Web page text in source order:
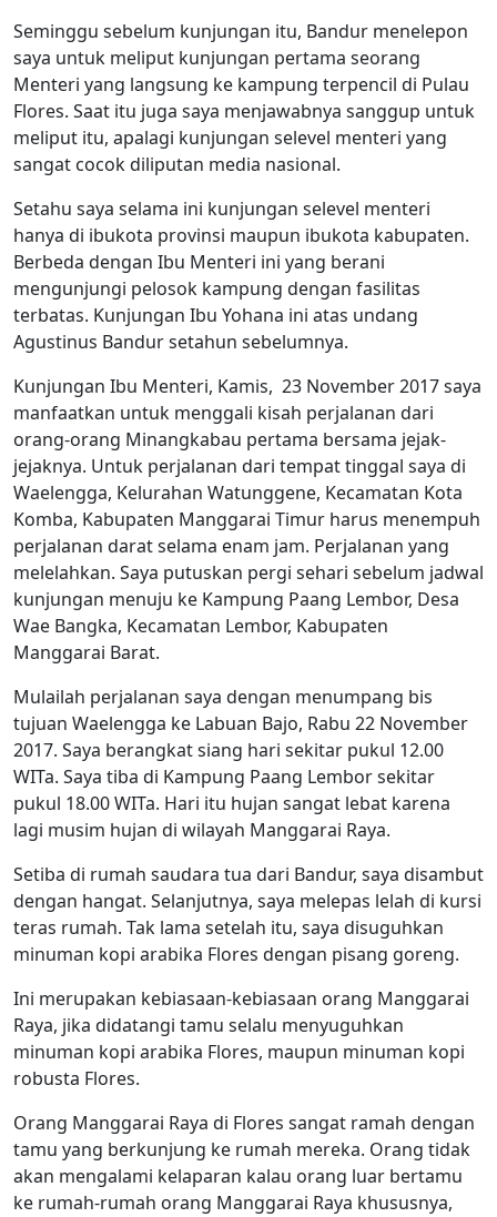
Seminggu sebelum kunjungan itu, Bandur menelepon
saya untuk meliput kunjungan pertama seorang
Menteri yang langsung ke kampung terpencil di Pulau
Flores. Saat itu juga saya menjawabnya sanggup untuk
meliput itu, apalagi kunjungan selevel menteri yang
sangat cocok diliputan media nasional.
Setahu saya selama ini kunjungan selevel menteri
hanya di ibukota provinsi maupun ibukota kabupaten.
Berbeda dengan Ibu Menteri ini yang berani
mengunjungi pelosok kampung dengan fasilitas
terbatas. Kunjungan Ibu Yohana ini atas undang
Agustinus Bandur setahun sebelumnya.
Kunjungan Ibu Menteri, Kamis, 23 November 2017 saya
manfaatkan untuk menggali kisah perjalanan dari
orang-orang Minangkabau pertama bersama jejak-
jejaknya. Untuk perjalanan dari tempat tinggal saya di
Waelengga, Kelurahan Watunggene, Kecamatan Kota
Komba, Kabupaten Manggarai Timur harus menempuh
perjalanan darat selama enam jam. Perjalanan yang
melelahkan. Saya putuskan pergi sehari sebelum jadwal
kunjungan menuju ke Kampung Paang Lembor, Desa
Wae Bangka, Kecamatan Lembor, Kabupaten
Manggarai Barat.
Mulailah perjalanan saya dengan menumpang bis
tujuan Waelengga ke Labuan Bajo, Rabu 22 November
2017. Saya berangkat siang hari sekitar pukul 12.00
WITa. Saya tiba di Kampung Paang Lembor sekitar
pukul 18.00 WITa. Hari itu hujan sangat lebat karena
lagi musim hujan di wilayah Manggarai Raya.
Setiba di rumah saudara tua dari Bandur, saya disambut
dengan hangat. Selanjutnya, saya melepas lelah di kursi
teras rumah. Tak lama setelah itu, saya disuguhkan
minuman kopi arabika Flores dengan pisang goreng.
Ini merupakan kebiasaan-kebiasaan orang Manggarai
Raya, jika didatangi tamu selalu menyuguhkan
minuman kopi arabika Flores, maupun minuman kopi
robusta Flores.
Orang Manggarai Raya di Flores sangat ramah dengan
tamu yang berkunjung ke rumah mereka. Orang tidak
akan mengalami kelaparan kalau orang luar bertamu
ke rumah-rumah orang Manggarai Raya khususnya,